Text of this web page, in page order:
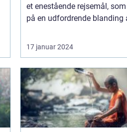
et enestående rejsemål,
på en udfordrende blanding
17 januar 2024